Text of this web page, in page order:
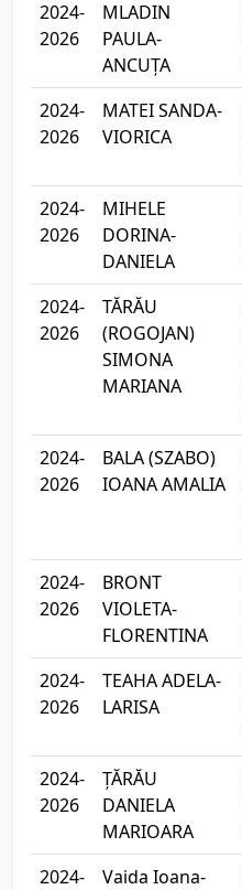
2024-
2026
MLADIN
PAULA-
ANCUȚA
2024-
2026
MATEI SANDA-
VIORICA
2024-
2026
MIHELE
DORINA-
DANIELA
2024-
2026
TĂRĂU
(ROGOJAN)
SIMONA
MARIANA
2024-
2026
BALA (SZABO)
IOANA AMALIA
2024-
2026
BRONT
VIOLETA-
FLORENTINA
2024-
2026
TEAHA ADELA-
LARISA
2024-
2026
ȚĂRĂU
DANIELA
MARIOARA
2024-
Vaida Ioana-